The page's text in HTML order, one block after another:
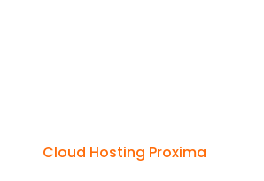
Cloud Hosting Proxima